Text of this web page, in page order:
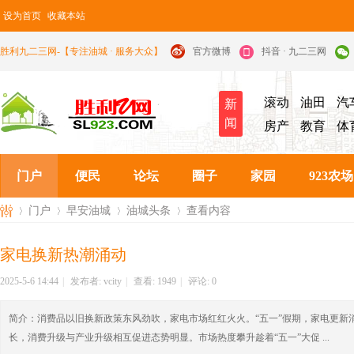
设为首页 收藏本站
胜利九二三网-【专注油城 · 服务大众】 官方微博 抖音 · 九二三网
新
闻
滚动 油田
汽
房产
教育 体
门户 便民 论坛 圈子 家园 923农场
九›
门户
›
早安油城
›
油城头条
›
查看内容
家电换新热潮涌动
2025-5-6 14:44 发布者: vcity 查看: 1949 评论: 0
简介： 消费品以旧换新政策东风劲吹，家电市场红红火火。“五一”假期，家电更
长，消费升级与产业升级相互促进态势明显。市场热度攀升趁着“五一”大促 ...